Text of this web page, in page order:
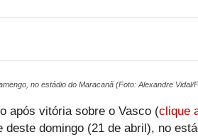
no estádio do Maracanã (Foto: Alexandre Vidal/
após vitória sobre o Vasco (clique
deste domingo (21 de abril), no